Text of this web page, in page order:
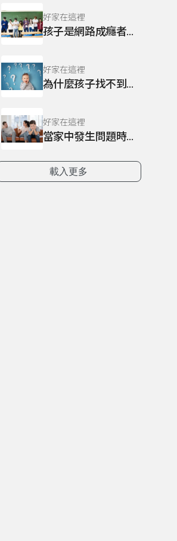
好家在這裡
孩子是網路成癮者嗎？
好家在這裡
為什麼孩子找不到生活學習目標？
好家在這裡
當家中發生問題時，該告訴孩子嗎?
載入更多